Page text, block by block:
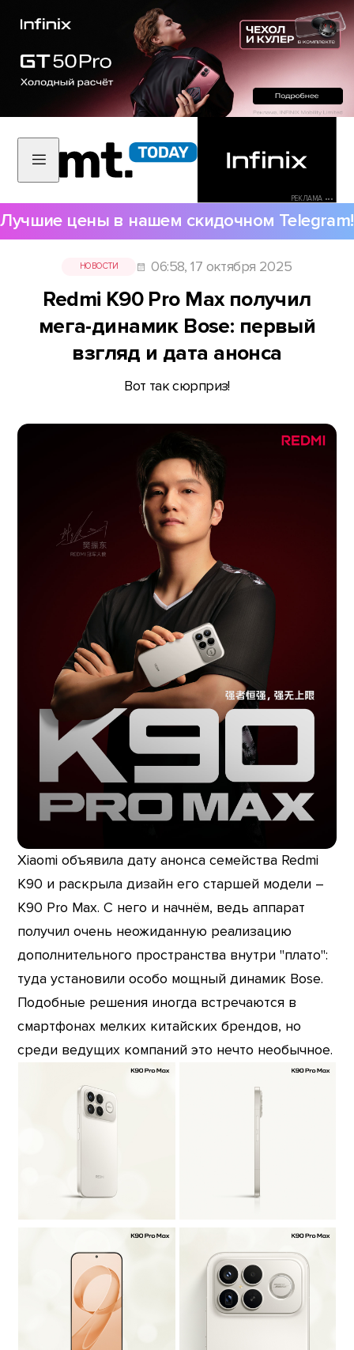
РЕКЛАМА •••
Лучшие цены в нашем скидочном Telegram!
НОВОСТИ 06:58, 17 октября 2025
Redmi K90 Pro Max получил
мега-динамик Bose: первый
взгляд и дата анонса
Вот так сюрприз!
Xiaomi объявила дату анонса семейства Redmi
K90 и раскрыла дизайн его старшей модели –
K90 Pro Max. С него и начнём, ведь аппарат
получил очень неожиданную реализацию
дополнительного пространства внутри "плато":
туда установили особо мощный динамик Bose.
Подобные решения иногда встречаются в
смартфонах мелких китайских брендов, но
среди ведущих компаний это нечто необычное.